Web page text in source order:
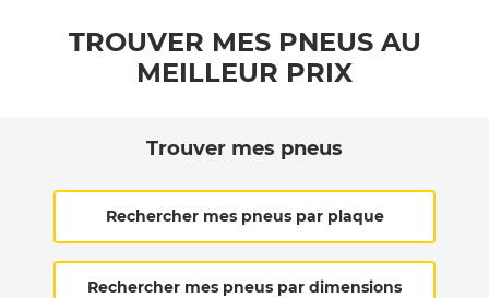
TROUVER MES PNEUS AU
MEILLEUR PRIX
Trouver mes pneus
Rechercher mes pneus par plaque
Rechercher mes pneus par dimensions